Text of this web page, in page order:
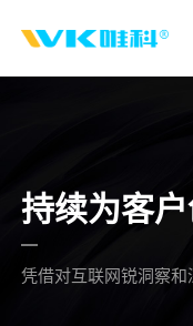
持续为客
凭借对互联网锐洞察和